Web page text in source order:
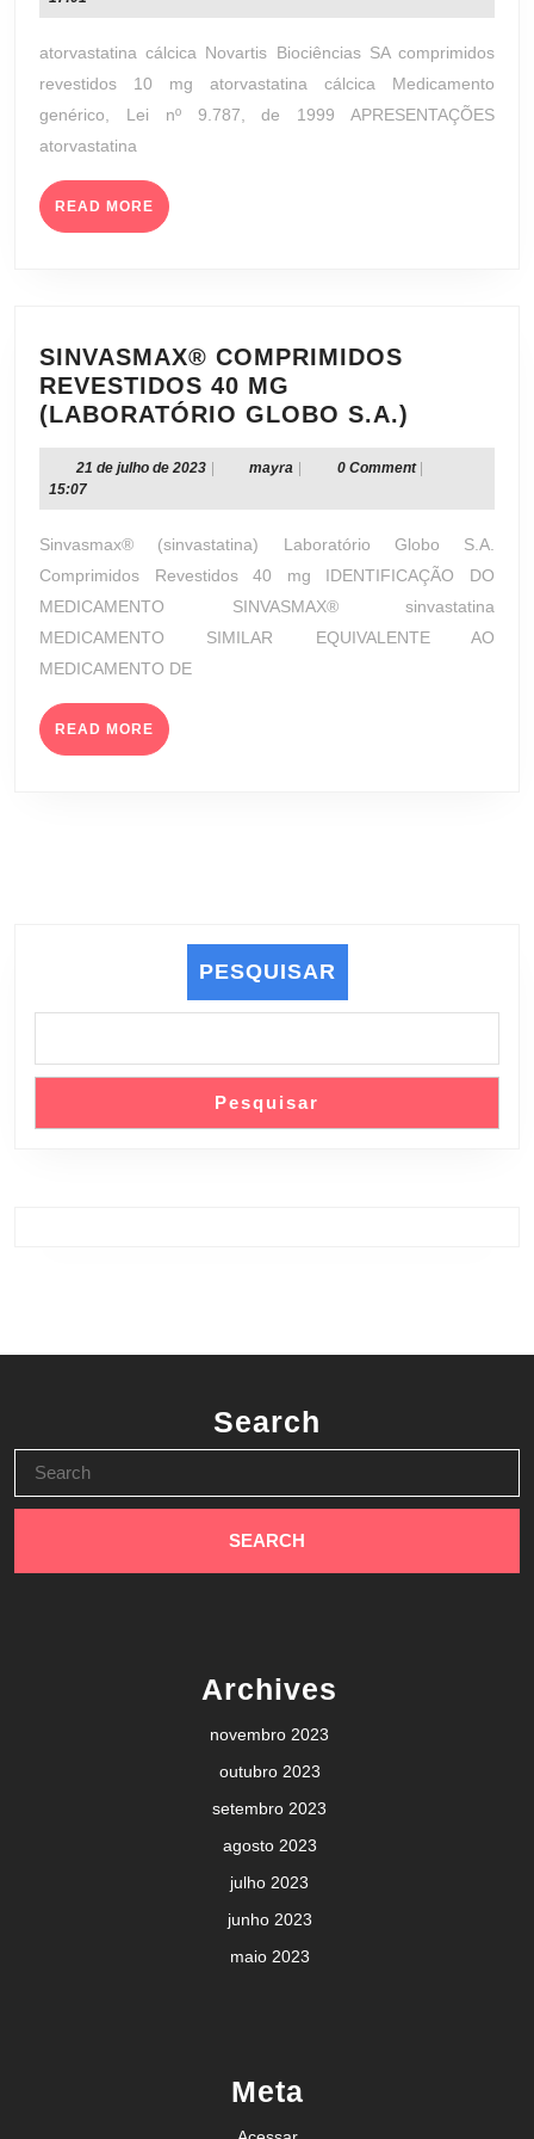
MG
agosto
2023
atorvastatina cálcica Novartis Biociências SA comprimidos
revestidos 10 mg atorvastatina cálcica Medicamento
genérico, Lei nº 9.787, de 1999 APRESENTAÇÕES
atorvastatina
READ MORE READ
MORE
SINVASMAX® COMPRIMIDOS
REVESTIDOS 40 MG
(LABORATÓRIO GLOBO S.A.)
GLOBO
S.A.)
21 de julho de 202321
julho
2023
mayra mayra 0 Comment
15:07
Sinvasmax® (sinvastatina) Laboratório Globo S.A.
Comprimidos Revestidos 40 mg IDENTIFICAÇÃO DO
MEDICAMENTO SINVASMAX® sinvastatina
MEDICAMENTO SIMILAR EQUIVALENTE AO
MEDICAMENTO DE
READ MORE READ
MORE
PESQUISAR
Pesquisar
Search
for:
Archives
novembro 2023
outubro 2023
setembro 2023
agosto 2023
julho 2023
junho 2023
maio 2023
Meta